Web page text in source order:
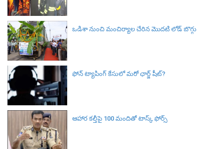
ఒడిశా నుంచి మంచిర్యాల చేరిన మొదటి లోడ్ బొగ్గు
ఫోన్ ట్యాపింగ్‌ కేసులో మరో ఛార్జ్‌ షీట్‌?
ఆహార కల్తీపై 100 మందితో టాస్క్ ఫోర్స్